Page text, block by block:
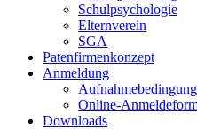
Schulpsychologie
Elternverein
SGA
Patenfirmenkonzept
Anmeldung
Online-
Downloads